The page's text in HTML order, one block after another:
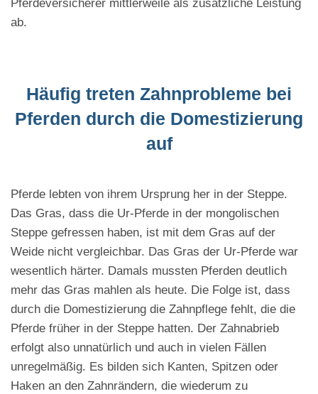
Pferdeversicherer mittlerweile als zusätzliche Leistung
ab.
Häufig treten Zahnprobleme bei
Pferden durch die Domestizierung
auf
Pferde lebten von ihrem Ursprung her in der Steppe.
Das Gras, dass die Ur-Pferde in der mongolischen
Steppe gefressen haben, ist mit dem Gras auf der
Weide nicht vergleichbar. Das Gras der Ur-Pferde war
wesentlich härter. Damals mussten Pferden deutlich
mehr das Gras mahlen als heute. Die Folge ist, dass
durch die Domestizierung die Zahnpflege fehlt, die die
Pferde früher in der Steppe hatten. Der Zahnabrieb
erfolgt also unnatürlich und auch in vielen Fällen
unregelmäßig. Es bilden sich Kanten, Spitzen oder
Haken an den Zahnrändern, die wiederum zu